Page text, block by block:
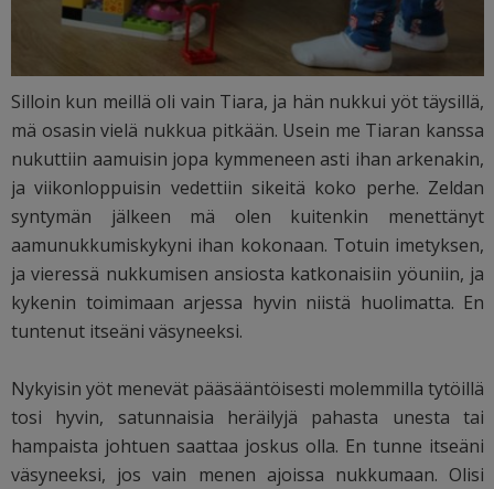
Silloin kun meillä oli vain Tiara, ja hän nukkui yöt täysillä,
mä osasin vielä nukkua pitkään. Usein me Tiaran kanssa
nukuttiin aamuisin jopa kymmeneen asti ihan arkenakin,
ja viikonloppuisin vedettiin sikeitä koko perhe. Zeldan
syntymän jälkeen mä olen kuitenkin menettänyt
aamunukkumiskykyni ihan kokonaan. Totuin imetyksen,
ja vieressä nukkumisen ansiosta katkonaisiin yöuniin, ja
kykenin toimimaan arjessa hyvin niistä huolimatta. En
tuntenut itseäni väsyneeksi.
Nykyisin yöt menevät pääsääntöisesti molemmilla tytöillä
tosi hyvin, satunnaisia heräilyjä pahasta unesta tai
hampaista johtuen saattaa joskus olla. En tunne itseäni
väsyneeksi, jos vain menen ajoissa nukkumaan. Olisi